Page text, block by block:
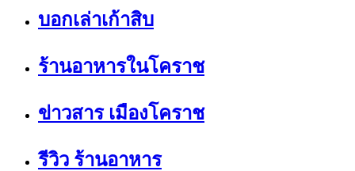
บอกเล่าเก้าสิบ
ร้านอาหารในโคราช
ข่าวสาร เมืองโคราช
รีวิว ร้านอาหาร